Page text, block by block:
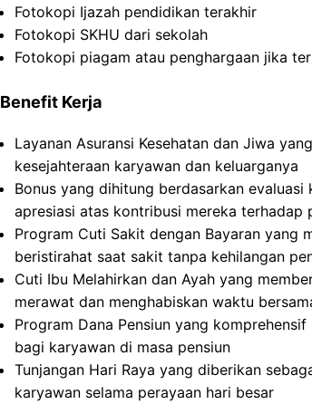
Fotokopi Ijazah pendidikan terakhir
Fotokopi SKHU dari sekolah
Fotokopi piagam atau penghargaan jika
Benefit Kerja
Layanan Asuransi Kesehatan dan Jiwa
kesejahteraan karyawan dan keluarganya
Bonus yang dihitung berdasarkan
apresiasi atas kontribusi mereka terhadap
Program Cuti Sakit dengan Bayaran yang
beristirahat saat sakit tanpa kehilangan
Cuti Ibu Melahirkan dan Ayah yang
merawat dan menghabiskan waktu
Program Dana Pensiun yang
bagi karyawan di masa pensiun
Tunjangan Hari Raya yang diberikan
karyawan selama perayaan hari besar